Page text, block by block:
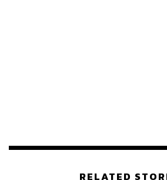
ออกมา คล้ายกับเหตุการณ์ในนัดชิงปี
RELATED